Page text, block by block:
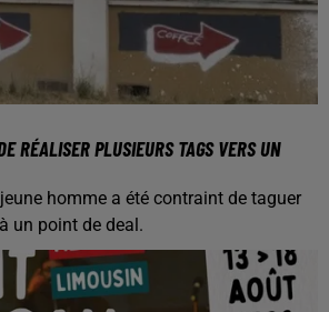
RÉALISER PLUSIEURS TAGS VERS UN
homme a été contraint de taguer
un point de deal.